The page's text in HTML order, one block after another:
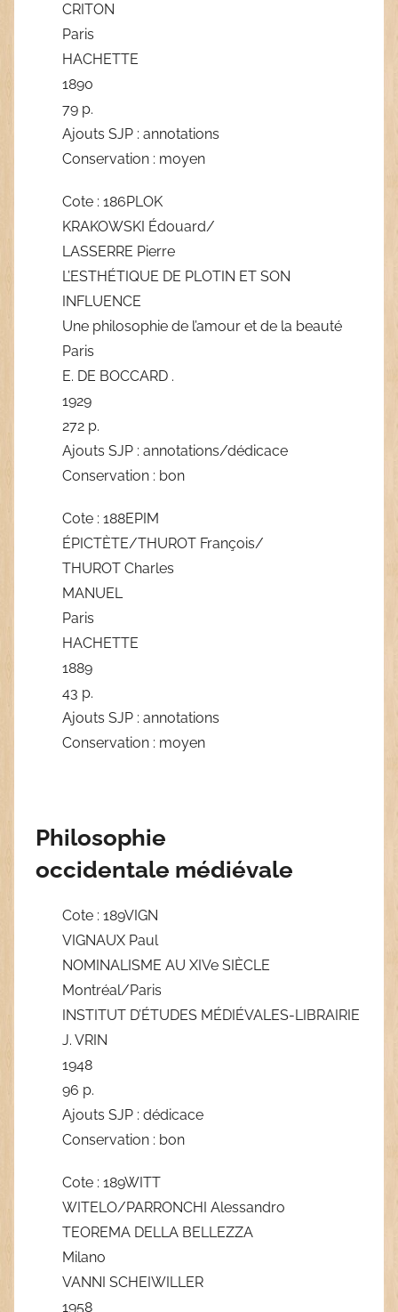
CRITON
Paris
HACHETTE
1890
79 p.
Ajouts SJP : annotations
Conservation : moyen
Cote : 186PLOK
KRAKOWSKI Édouard/
LASSERRE Pierre
L’ESTHÉTIQUE DE PLOTIN ET SON
INFLUENCE
Une philosophie de l’amour et de la beauté
Paris
E. DE BOCCARD .
1929
272 p.
Ajouts SJP : annotations/dédicace
Conservation : bon
Cote : 188EPIM
ÉPICTÈTE/THUROT François/
THUROT Charles
MANUEL
Paris
HACHETTE
1889
43 p.
Ajouts SJP : annotations
Conservation : moyen
Philosophie
occidentale médiévale
Cote : 189VIGN
VIGNAUX Paul
NOMINALISME AU XIVe SIÈCLE
Montréal/Paris
INSTITUT D’ÉTUDES MÉDIÉVALES-LIBRAIRIE
J. VRIN
1948
96 p.
Ajouts SJP : dédicace
Conservation : bon
Cote : 189WITT
WITELO/PARRONCHI Alessandro
TEOREMA DELLA BELLEZZA
Milano
VANNI SCHEIWILLER
1958